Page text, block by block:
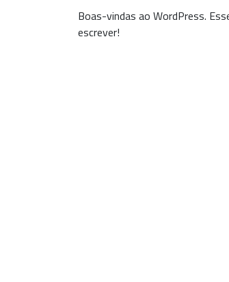
Boas-vindas ao WordPress.
escrever!